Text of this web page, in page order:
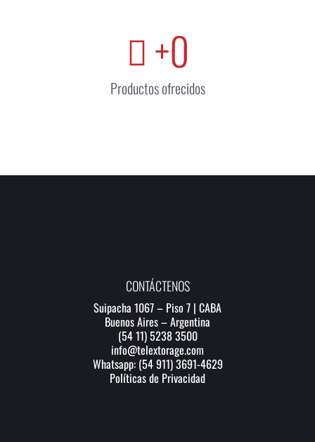
+0
Productos ofrecidos
CONTÁCTENOS
Suipacha 1067 – Piso 7 | CABA
Buenos Aires – Argentina
(54 11) 5238 3500
info@telextorage.com
Whatsapp: (54 911) 3691-4629
Políticas de Privacidad